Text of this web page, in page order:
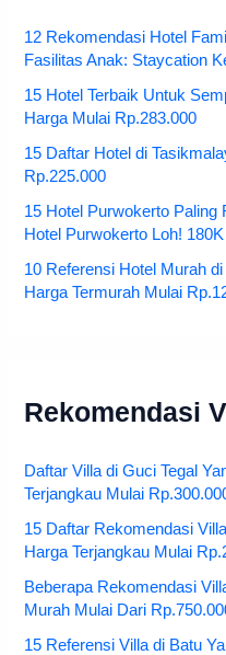
12 Rekomendasi Hotel
Fasilitas Anak: Staycation
15 Hotel Terbaik Untuk
Harga Mulai Rp.283.000
15 Daftar Hotel di
Rp.225.000
15 Hotel Purwokerto Paling
Hotel Purwokerto Loh!
10 Referensi Hotel Murah
Harga Termurah Mulai
Rekomendasi
Daftar Villa di Guci Tegal
Terjangkau Mulai
15 Daftar Rekomendasi
Harga Terjangkau Mulai
Beberapa Rekomendasi
Murah Mulai Dari
15 Referensi Villa di Batu